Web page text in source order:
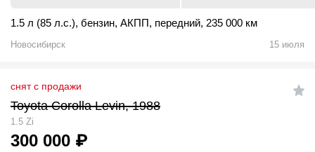
1.5 л (85 л.с.), бензин, АКПП, передний, 235 000 км
Новосибирск 15 июля
снят с продажи
Toyota Corolla Levin, 1988
1.5 Zi
300 000 ₽